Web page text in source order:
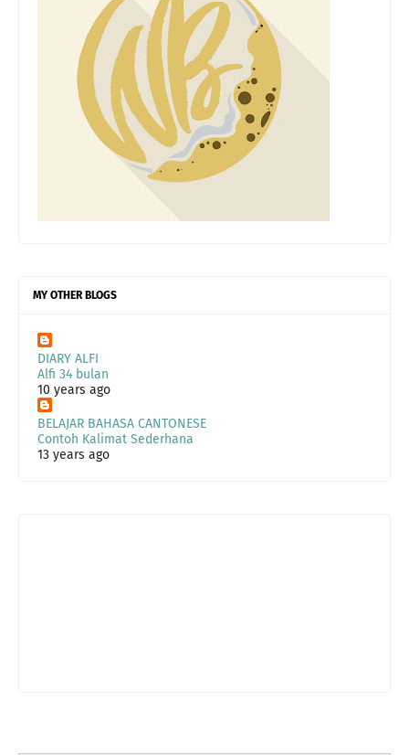
MY OTHER BLOGS
DIARY ALFI
Alfi 34 bulan
10 years ago
BELAJAR BAHASA CANTONESE
Contoh Kalimat Sederhana
13 years ago